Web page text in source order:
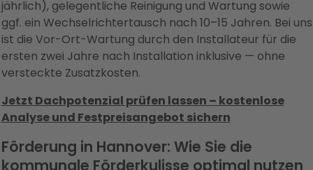
jährlich), gelegentliche Reinigung und Wartung sowie
ggf. ein Wechselrichtertausch nach 10–15 Jahren. Bei uns
ist die Vor-Ort-Wartung durch den Installateur für die
ersten zwei Jahre nach Installation inklusive — ohne
versteckte Zusatzkosten.
Jetzt Dachpotenzial prüfen lassen – kostenlose
Analyse und Festpreisangebot sichern
Förderung in Hannover: Wie Sie die
kommunale Förderkulisse optimal nutzen